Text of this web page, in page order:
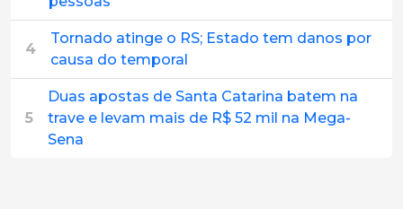
4
Tornado atinge o RS; Estado tem danos por
causa do temporal
5
Duas apostas de Santa Catarina batem na
trave e levam mais de R$ 52 mil na Mega-
Sena